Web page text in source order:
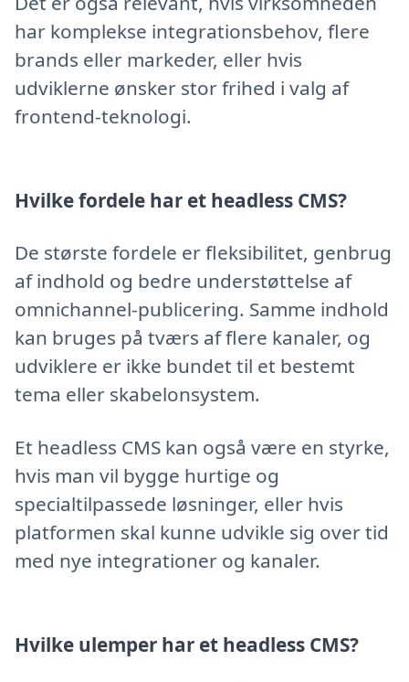
har komplekse integrationsbehov, flere
brands eller markeder, eller hvis
udviklerne ønsker stor frihed i valg af
frontend-teknologi.
Hvilke fordele har et headless CMS?
De største fordele er fleksibilitet, genbrug
af indhold og bedre understøttelse af
omnichannel-publicering. Samme indhold
kan bruges på tværs af flere kanaler, og
udviklere er ikke bundet til et bestemt
tema eller skabelonsystem.
Et headless CMS kan også være en styrke,
hvis man vil bygge hurtige og
specialtilpassede løsninger, eller hvis
platformen skal kunne udvikle sig over tid
med nye integrationer og kanaler.
Hvilke ulemper har et headless CMS?